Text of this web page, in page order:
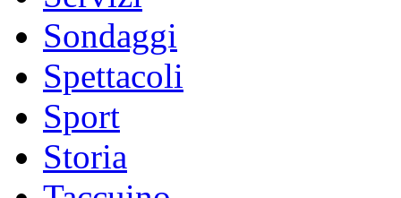
Sondaggi
Spettacoli
Sport
Storia